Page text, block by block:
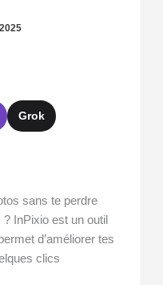
Grok
sans te perdre
InPixio est un outil
d’améliorer tes
clics